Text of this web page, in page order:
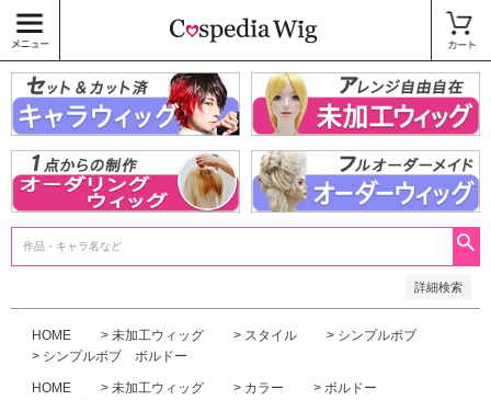
詳細検索
〜
商品タグ
キャラウィッグ
未加工ウィッグ
ベースウィッグ
衣装
SALE中
HOME 未加工ウィッグ スタイル
シンプルボブ
シンプルボブ ボルドー
HOME 未加工ウィッグ カラー
ボルドー